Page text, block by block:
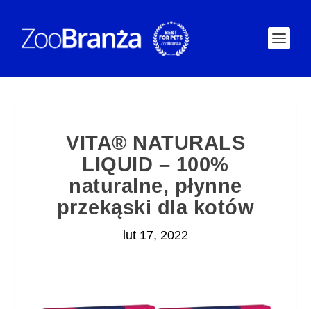
VITA® NATURALS
LIQUID – 100%
naturalne, płynne
przekąski dla kotów
lut 17, 2022